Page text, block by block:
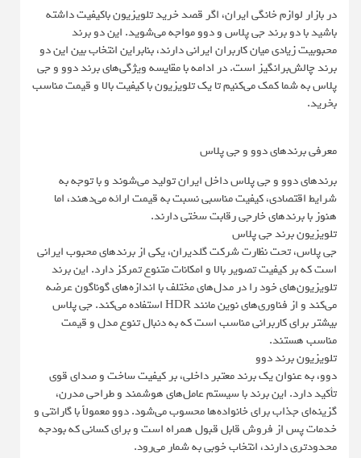
در بازار لوازم خانگی ایران، اگر قصد خرید تلویزیون باکیفیت داشته
باشید با دو برند جی پلاس و دوو مواجه می‌شوید. این دو برند
محبوبیت زیادی میان کاربران ایرانی دارند، بنابراین انتخاب بین این دو
برند چالش‌برانگیز است. در ادامه با مقایسه ویژگی‌های برند دوو و جی
پلاس به شما کمک می‌کنیم تا یک تلویزیون با کیفیت بالا و قیمت مناسب
بخرید.
معرفی برندهای دوو و جی پلاس
برندهای دوو و جی پلاس داخل ایران تولید می‌شوند و با توجه به
شرایط اقتصادی، کیفیت مناسبی نسبت به قیمت ارائه می‌دهند، اما
هنوز با برندهای خارجی رقابت سختی دارند.
تلویزیون برند جی پلاس
جی پلاس، تحت نظارت شرکت گلدیران، یکی از برندهای محبوب ایرانی
است که بر کیفیت تصویر بالا و امکانات متنوع تمرکز دارد. این برند
تلویزیون‌های خود را در مدل‌های مختلف با اندازه‌های گوناگون عرضه
می‌کند و از فناوری‌های نوین مانند HDR استفاده می‌کند. جی پلاس
بیشتر برای کاربرانی مناسب است که به دنبال تنوع مدل و قیمت
مناسب هستند.
تلویزیون برند دوو
دوو، به عنوان یک برند معتبر داخلی، بر کیفیت ساخت و صدای قوی
تأکید دارد. این برند با سیستم عامل‌های هوشمند و طراحی مدرن،
گزینه‌ای جذاب برای خانواده‌ها محسوب می‌شود. دوو معمولاً با گارانتی و
خدمات پس از فروش قابل قبول همراه است و برای کسانی که بودجه
محدودتری دارند، انتخاب خوبی به شمار می‌رود.